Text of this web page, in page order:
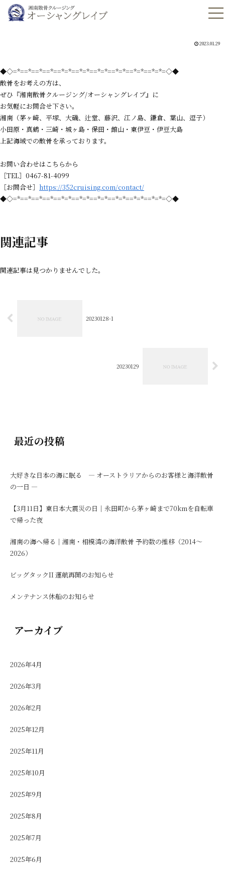
2023.01.29
◆◇=*==*==*==*==*=*==*=*==*=*==*=*==*=*==*=*=◇◆
散骨をお考えの方は、
ぜひ『湘南散骨クルージング/オーシャングレイブ』に
お気軽にお問合せ下さい。
湘南（茅ヶ崎、平塚、大磯、辻堂、藤沢、江ノ島、鎌倉、葉山、逗子）
小田原・真鶴・三崎・城ヶ島・保田・館山・東伊豆・伊豆大島
上記海域での散骨を承っております。
お問い合わせはこちらから
［TEL］0467-81-4099
［お問合せ］ https://352cruising.com/contact/
◆◇=*==*==*==*==*=*==*=*==*=*==*=*==*=*==*=*=◇◆
関連記事
関連記事は見つかりませんでした。
20230128-1
20230129
最近の投稿
大好きな日本の海に眠る ― オーストラリアからのお客様と海洋散骨
の一日 ―
【3月11日】東日本大震災の日｜永田町から茅ヶ崎まで70kmを自転車
で帰った夜
湘南の海へ帰る｜湘南・相模湾の海洋散骨 予約数の推移（2014〜
2026）
ビッグタックII 運航再開のお知らせ
メンテナンス休船のお知らせ
アーカイブ
2026年4月
2026年3月
2026年2月
2025年12月
2025年11月
2025年10月
2025年9月
2025年8月
2025年7月
2025年6月